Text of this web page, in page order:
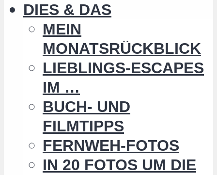
DIES & DAS
MEIN
MONATSRÜCKBLICK
LIEBLINGS-ESCAPES
IM …
BUCH- UND
FILMTIPPS
FERNWEH-FOTOS
IN 20 FOTOS UM DIE